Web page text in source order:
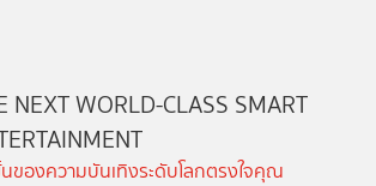
NEXT WORLD-CLASS SMART
ของความบันเทิงระดับโลกตรงใจคุณ